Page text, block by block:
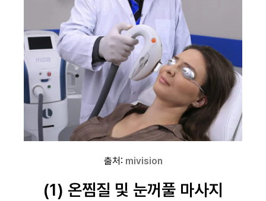
출처: mivision
(1) 온찜질 및 눈꺼풀 마사지